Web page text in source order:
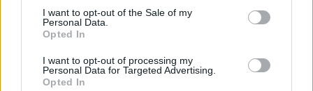
consent section.
I want to opt-out of the Sale of my
Personal Data.
Opted In
I want to opt-out of processing my
Personal Data for Targeted Advertising.
Opted In